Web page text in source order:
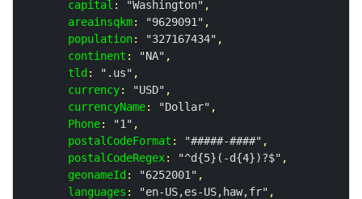
capital : "Washington" ,
areainsqkm: "9629091" ,
population: "327167434" ,
continent : "NA" ,
tld : ".us" ,
currency: "USD" ,
currencyName: "Dollar" ,
Phone: "1" ,
postalCodeFormat : "#####-####" ,
postalCodeRegex: "^d{5}(-d{4})?$" ,
geonameId : "6252001" ,
languages : "en-US,es-US,haw,fr" ,